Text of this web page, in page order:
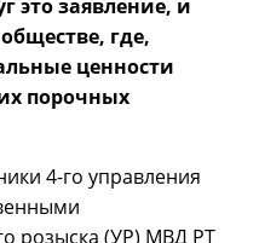
это заявление, и
где,
ценности
порочных
4-го управления
розыска (УР) МВД РТ